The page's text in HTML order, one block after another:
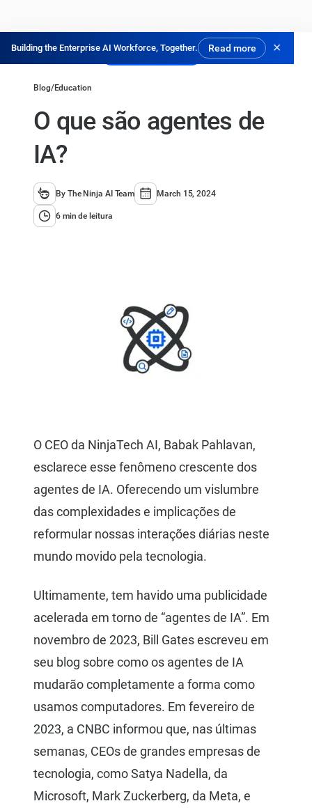
Building the Enterprise AI Workforce, Together. Read more ✕
Experimente Grátis
Blog/Education
O que são agentes de
IA?
By The Ninja AI Team March 15, 2024
6 min de leitura
O CEO da NinjaTech AI, Babak Pahlavan,
esclarece esse fenômeno crescente dos
agentes de IA. Oferecendo um vislumbre
das complexidades e implicações de
reformular nossas interações diárias neste
mundo movido pela tecnologia.
Ultimamente, tem havido uma publicidade
acelerada em torno de “agentes de IA”. Em
novembro de 2023, Bill Gates escreveu em
seu blog sobre como os agentes de IA
mudarão completamente a forma como
usamos computadores. Em fevereiro de
2023, a CNBC informou que, nas últimas
semanas, CEOs de grandes empresas de
tecnologia, como Satya Nadella, da
Microsoft, Mark Zuckerberg, da Meta, e